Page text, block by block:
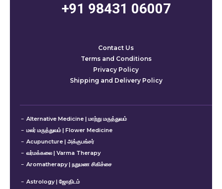
+91 98431 06007
Contact Us
Terms and Conditions
Privacy Policy
Shipping and Delivery Policy
Alternative Medicine | மாற்று மருத்துவம்
மலர் மருத்துவம் | Flower Medicine
Acupuncture | அக்குபங்சர்
வர்மக்கலை | Varma Therapy
Aromatherapy | நறுமண சிகிச்சை
Astrology | ஜோதிடம்